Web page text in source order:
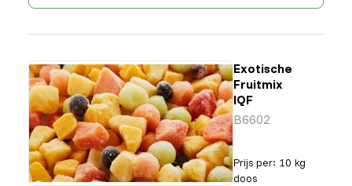
Exotische
Fruitmix
IQF
B6602
Prijs per: 10 kg
doos